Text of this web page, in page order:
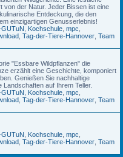
von der Natur. Jeder Bissen ist eine
Entdeckung, die den
einzigartigen Genusserlebnis!
Kochschule mpc
Tag-der-Tiere-Hannover Team
"Essbare Wildpflanzen" die
erzählt eine Geschichte, komponiert
Genießen Sie nachhaltige
auf Ihrem Teller.
Kochschule mpc
Tag-der-Tiere-Hannover Team
Kochschule mpc
Tag-der-Tiere-Hannover Team